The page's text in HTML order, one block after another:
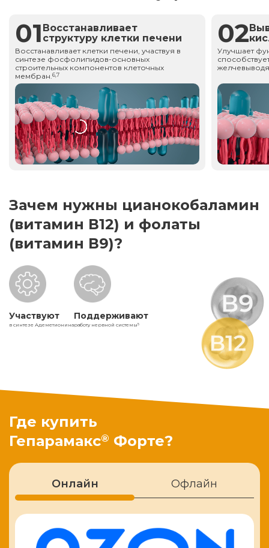
01 Восстанавливает
структуру клетки печени
Восстанавливает клетки печени, участвуя в
синтезе фосфолипидов-основных
строительных компонентов клеточных
мембран.6,7
02
Улучшает
Зачем нужны цианокобаламин
(витамин В12) и фолаты
(витамин В9)?
Участвуют
в синтезе Адеметионина
Поддерживают
работу нервной системы5
Где купить
Гепарамакс® Форте?
Онлайн Офлайн